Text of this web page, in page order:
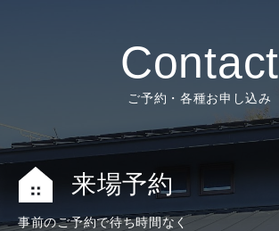
Contact
ご予約・各種お申し込み
来場予約
事前のご予約で待ち時間なく